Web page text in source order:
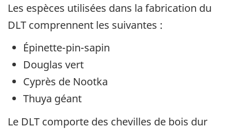
Les espèces utilisées dans la fabrication du
DLT comprennent les suivantes :
Épinette-pin-sapin
Douglas vert
Cyprès de Nootka
Thuya géant
Le DLT comporte des chevilles de bois dur